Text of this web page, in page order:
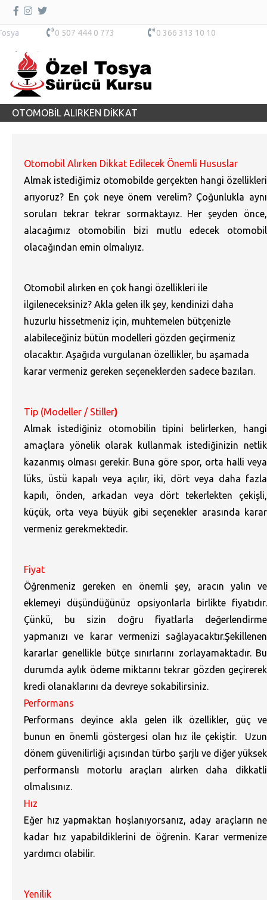
0 507 444 0 773 0 366 313 10 10
OTOMOBİL ALIRKEN DİKKAT
Otomobil Alırken Dikkat Edilecek Önemli Hususlar
Almak istediğimiz otomobilde gerçekten hangi özellikleri
arıyoruz? En çok neye önem verelim? Çoğunlukla aynı
soruları tekrar tekrar sormaktayız. Her şeyden önce,
alacağımız otomobilin bizi mutlu edecek otomobil
olacağından emin olmalıyız.
Otomobil alırken en çok hangi özellikleri ile
ilgileneceksiniz? Akla gelen ilk şey, kendinizi daha
huzurlu hissetmeniz için, muhtemelen bütçenizle
alabileceğiniz bütün modelleri gözden geçirmeniz
olacaktır. Aşağıda vurgulanan özellikler, bu aşamada
karar vermeniz gereken seçeneklerden sadece bazıları.
Tip (Modeller / Stiller)
Almak istediğiniz otomobilin tipini belirlerken, hangi
amaçlara yönelik olarak kullanmak istediğinizin netlik
kazanmış olması gerekir. Buna göre spor, orta halli veya
lüks, üstü kapalı veya açılır, iki, dört veya daha fazla
kapılı, önden, arkadan veya dört tekerlekten çekişli,
küçük, orta veya büyük gibi seçenekler arasında karar
vermeniz gerekmektedir.
Fiyat
Öğrenmeniz gereken en önemli şey, aracın yalın ve
eklemeyi düşündüğünüz opsiyonlarla birlikte fiyatıdır.
Çünkü, bu sizin doğru fiyatlarla değerlendirme
yapmanızı ve karar vermenizi sağlayacaktır.Şekillenen
kararlar genellikle bütçe sınırlarını zorlayamaktadır. Bu
durumda aylık ödeme miktarını tekrar gözden geçirerek
kredi olanaklarını da devreye sokabilirsiniz.
Performans
Performans deyince akla gelen ilk özellikler, güç ve
bunun en önemli göstergesi olan hız ile çekiştir. Uzun
dönem güvenilirliği açısından türbo şarjlı ve diğer yüksek
performanslı motorlu araçları alırken daha dikkatli
olmalısınız.
Hız
Eğer hız yapmaktan hoşlanıyorsanız, aday araçların ne
kadar hız yapabildiklerini de öğrenin. Karar vermenize
yardımcı olabilir.
Yenilik